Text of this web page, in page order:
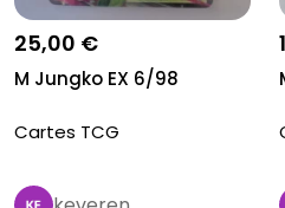
25,00 €
M Jungko EX 6/98
Cartes TCG